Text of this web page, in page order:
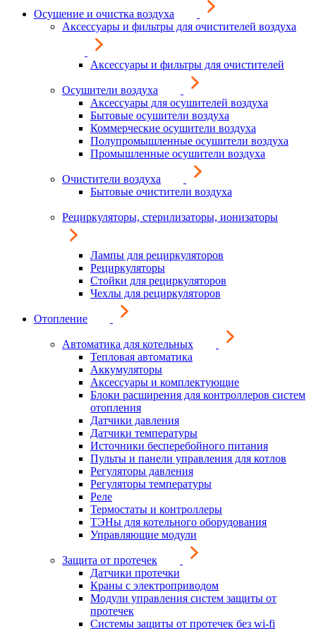
Осушение и очистка воздуха
Аксессуары и фильтры для очистителей воздуха
Аксессуары и фильтры для очистителей
Осушители воздуха
Аксессуары для осушителей воздуха
Бытовые осушители воздуха
Коммерческие осушители воздуха
Полупромышленные осушители воздуха
Промышленные осушители воздуха
Очистители воздуха
Бытовые очистители воздуха
Рециркуляторы, стерилизаторы, ионизаторы
Лампы для рециркуляторов
Рециркуляторы
Стойки для рециркуляторов
Чехлы для рециркуляторов
Отопление
Автоматика для котельных
Тепловая автоматика
Аккумуляторы
Аксессуары и комплектующие
Блоки расширения для контроллеров систем
отопления
Датчики давления
Датчики температуры
Источники бесперебойного питания
Пульты и панели управления для котлов
Регуляторы давления
Регуляторы температуры
Реле
Термостаты и контроллеры
ТЭНы для котельного оборудования
Управляющие модули
Защита от протечек
Датчики протечки
Краны с электроприводом
Модули управления систем защиты от
протечек
Системы защиты от протечек без wi-fi